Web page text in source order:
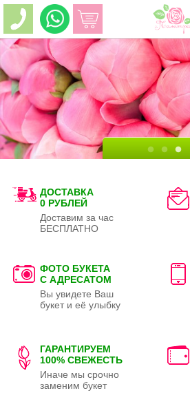
ДОСТАВКА
0 РУБЛЕЙ
Доставим за час
БЕСПЛАТНО
ФОТО БУКЕТА
С АДРЕСАТОМ
Вы увидете Ваш
букет и её улыбку
ГАРАНТИРУЕМ
100% СВЕЖЕСТЬ
Иначе мы срочно
заменим букет